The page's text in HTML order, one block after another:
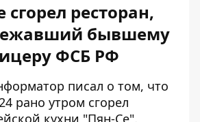
сгорел ресторан,
бывшему
ФСБ РФ
писал о том, что
рано утром сгорел
кухни "Пян-Се",